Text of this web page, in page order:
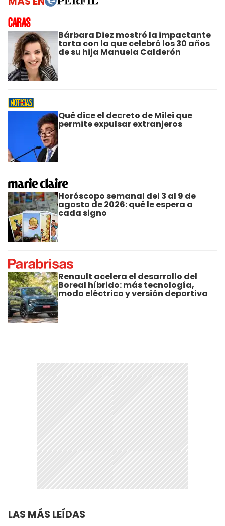
Bárbara Diez mostró la impactante
torta con la que celebró los 30 años
de su hija Manuela Calderón
Qué dice el decreto de Milei que
permite expulsar extranjeros
Horóscopo semanal del 3 al 9 de
agosto de 2026: qué le espera a
cada signo
Renault acelera el desarrollo del
Boreal híbrido: más tecnología,
modo eléctrico y versión deportiva
LAS MÁS LEÍDAS